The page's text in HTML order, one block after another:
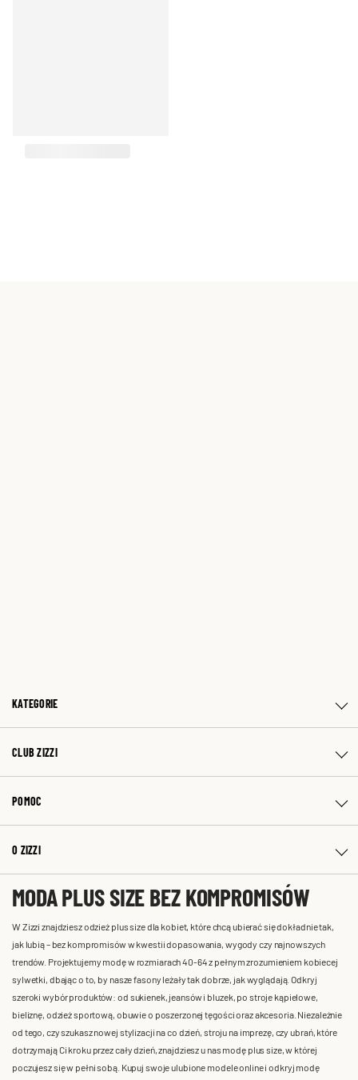
KATEGORIE
CLUB ZIZZI
POMOC
O ZIZZI
MODA PLUS SIZE BEZ KOMPROMISÓW
W Zizzi znajdziesz odzież plus size dla kobiet, które chcą ubierać się dokładnie tak,
jak lubią – bez kompromisów w kwestii dopasowania, wygody czy najnowszych
trendów. Projektujemy modę w rozmiarach 40-64 z pełnym zrozumieniem kobiecej
sylwetki, dbając o to, by nasze fasony leżały tak dobrze, jak wyglądają. Odkryj
szeroki wybór produktów: od sukienek, jeansów i bluzek, po stroje kąpielowe,
bieliznę, odzież sportową, obuwie o poszerzonej tęgości oraz akcesoria. Niezależnie
od tego, czy szukasz nowej stylizacji na co dzień, stroju na imprezę, czy ubrań, które
dotrzymają Ci kroku przez cały dzień, znajdziesz u nas modę plus size, w której
poczujesz się w pełni sobą. Kupuj swoje ulubione modele online i odkryj modę